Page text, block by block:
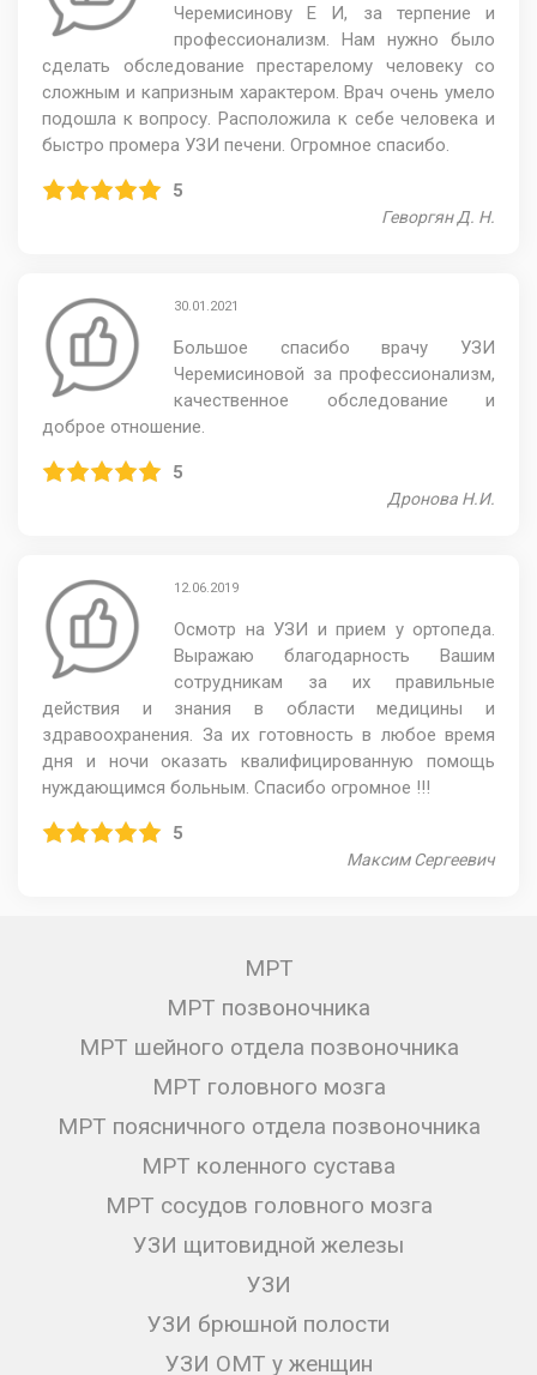
Черемисинову Е И, за терпение и
профессионализм. Нам нужно было
сделать обследование престарелому человеку со
сложным и капризным характером. Врач очень умело
подошла к вопросу. Расположила к себе человека и
быстро промера УЗИ печени. Огромное спасибо.
5
Геворгян Д. Н.
30.01.2021
Большое спасибо врачу УЗИ
Черемисиновой за профессионализм,
качественное обследование и
доброе отношение.
5
Дронова Н.И.
12.06.2019
Осмотр на УЗИ и прием у ортопеда.
Выражаю благодарность Вашим
сотрудникам за их правильные
действия и знания в области медицины и
здравоохранения. За их готовность в любое время
дня и ночи оказать квалифицированную помощь
нуждающимся больным. Спасибо огромное !!!
5
Максим Сергеевич
МРТ
МРТ позвоночника
МРТ шейного отдела позвоночника
МРТ головного мозга
МРТ поясничного отдела позвоночника
МРТ коленного сустава
МРТ сосудов головного мозга
УЗИ щитовидной железы
УЗИ
УЗИ брюшной полости
УЗИ ОМТ у женщин